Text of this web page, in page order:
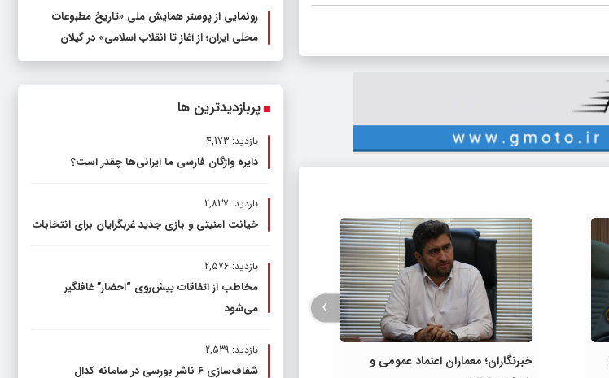
خبرنگاران؛ معماران اعتماد عمومی و
رشت پس از گره گشایی ترافیکی، وارد فاز
ترمیم زیرساخت ها شد
›
رونمایی از پوستر همایش ملی «تاریخ مطبوعات
محلی ایران؛ از آغاز تا انقلاب اسلامی» در گیلان
پربازدیدترین ها
بازدید: 4,173
دایره واژگان فارسی ما ایرانی‌ها چقدر است؟
بازدید: 2,837
خیانت امنیتی و بازی جدید غربگرایان برای انتخابات
بازدید: 2,576
مخاطب از اتفاقات پیش‌روی “احضار” غافلگیر
می‌شود
بازدید: 2,539
شفاف‌سازی ۶ ناشر بورسی در سامانه کدال